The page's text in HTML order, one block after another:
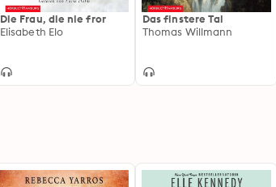
Die Frau, die nie fror
Elisabeth Elo
Das finstere Tal
Thomas Willmann